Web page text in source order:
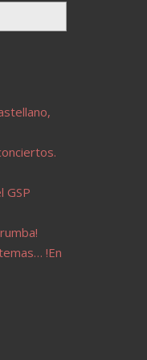
GSP
!En